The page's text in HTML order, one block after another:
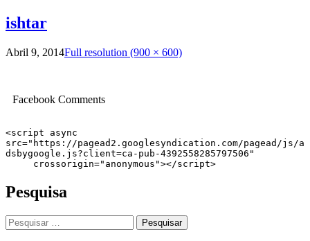
ishtar
Abril 9, 2014Full resolution (900 × 600)
Facebook Comments
<script async
src="https://pagead2.googlesyndication.com/pagead/js/a
dsbygoogle.js?client=ca-pub-4392558285797506"
     crossorigin="anonymous"></script>
Pesquisa
Pesquisar
por: